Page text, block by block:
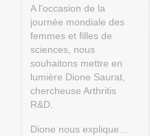
A l'occasion de la
journée mondiale des
femmes et filles de
sciences, nous
souhaitons mettre en
lumière Dione Saurat,
chercheuse Arthritis
R&D.
Dione nous explique...